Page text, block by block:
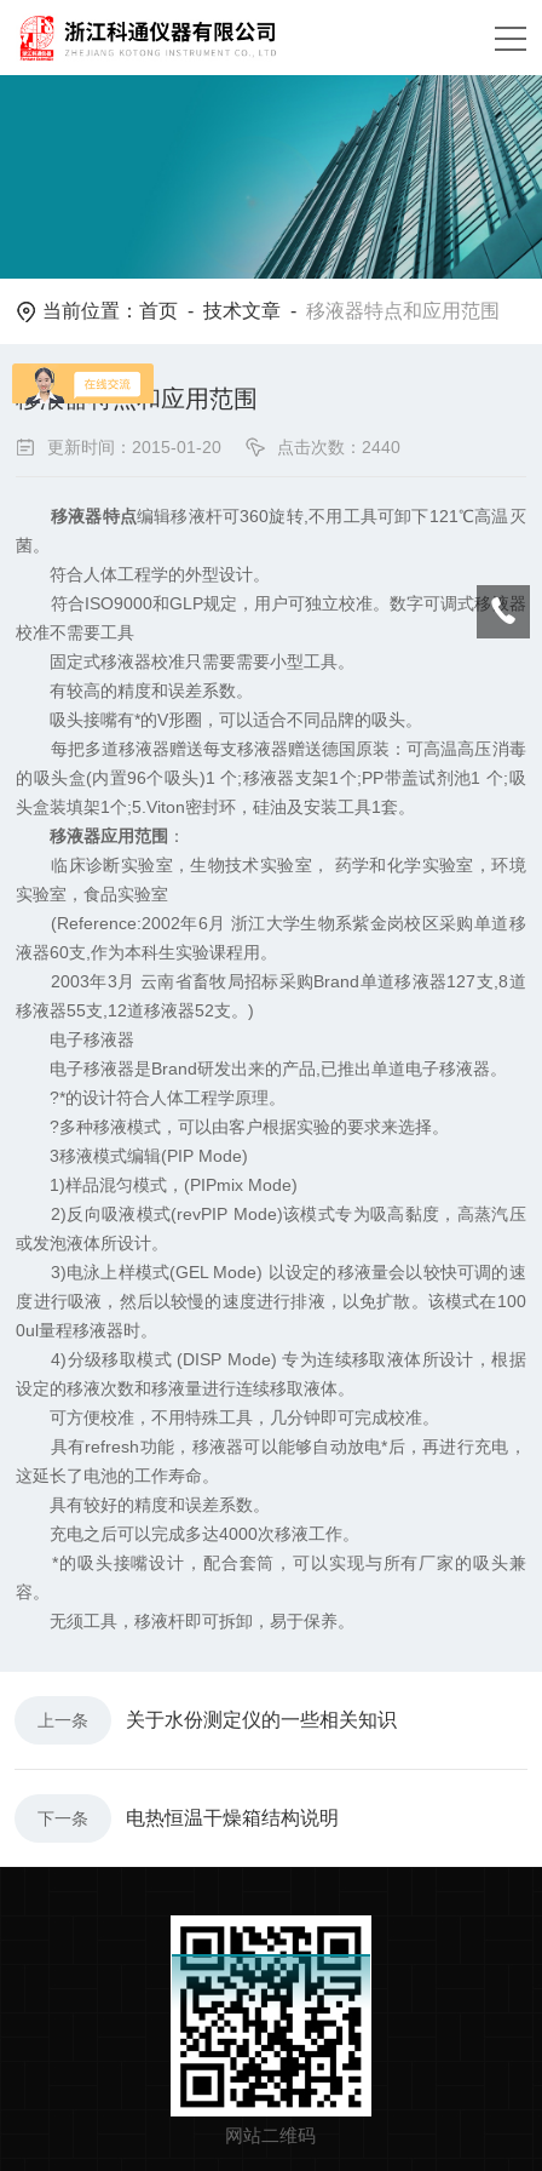
当前位置：首页 -技术文章 -移液器特点和应用范围
移液器特点和应用范围
更新时间：2015-01-20 点击次数：2440
移液器特点编辑移液杆可360旋转,不用工具可卸下121℃高温灭
菌。
符合人体工程学的外型设计。
符合ISO9000和GLP规定，用户可独立校准。数字可调式移液器
校准不需要工具
固定式移液器校准只需要需要小型工具。
有较高的精度和误差系数。
吸头接嘴有*的V形圈，可以适合不同品牌的吸头。
每把多道移液器赠送每支移液器赠送德国原装：可高温高压消毒
的吸头盒(内置96个吸头)1 个;移液器支架1个;PP带盖试剂池1 个;吸
头盒装填架1个;5.Viton密封环，硅油及安装工具1套。
移液器应用范围 ：
临床诊断实验室，生物技术实验室， 药学和化学实验室，环境
实验室，食品实验室
(Reference:2002年6月 浙江大学生物系紫金岗校区采购单道移
液器60支,作为本科生实验课程用。
2003年3月 云南省畜牧局招标采购Brand单道移液器127支,8道
移液器55支,12道移液器52支。)
电子移液器
电子移液器是Brand研发出来的产品,已推出单道电子移液器。
?*的设计符合人体工程学原理。
?多种移液模式，可以由客户根据实验的要求来选择。
3移液模式编辑(PIP Mode)
1)样品混匀模式，(PIPmix Mode)
2)反向吸液模式(revPIP Mode)该模式专为吸高黏度，高蒸汽压
或发泡液体所设计。
3)电泳上样模式(GEL Mode) 以设定的移液量会以较快可调的速
度进行吸液，然后以较慢的速度进行排液，以免扩散。该模式在100
0ul量程移液器时。
4)分级移取模式 (DISP Mode) 专为连续移取液体所设计，根据
设定的移液次数和移液量进行连续移取液体。
可方便校准，不用特殊工具，几分钟即可完成校准。
具有refresh功能，移液器可以能够自动放电*后，再进行充电，
这延长了电池的工作寿命。
具有较好的精度和误差系数。
充电之后可以完成多达4000次移液工作。
*的吸头接嘴设计，配合套筒，可以实现与所有厂家的吸头兼
容。
无须工具，移液杆即可拆卸，易于保养。
上一条 关于水份测定仪的一些相关知识
下一条 电热恒温干燥箱结构说明
网站二维码